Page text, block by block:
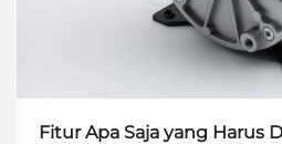
Fitur Apa Saja yang Harus